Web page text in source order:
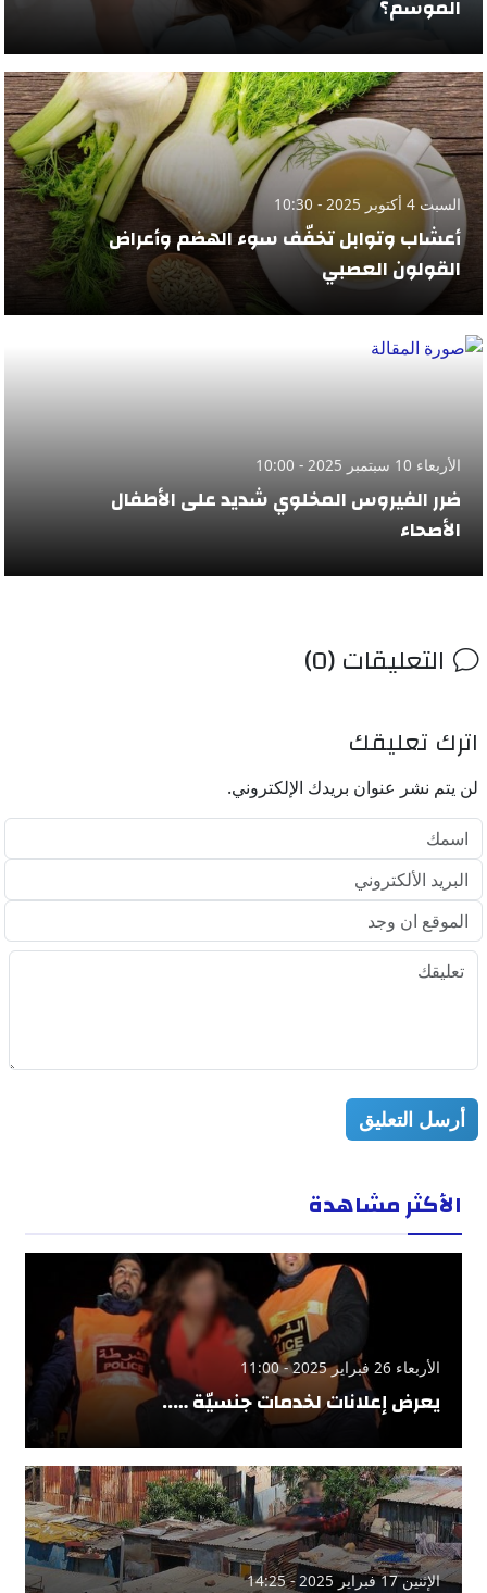
الموسم؟
السبت 4 أكتوبر 2025 - 10:30
أعشاب وتوابل تخفّف سوء الهضم وأعراض
القولون العصبي
الأربعاء 10 سبتمبر 2025 - 10:00
ضرر الفيروس المخلوي شديد على الأطفال
الأصحاء
التعليقات (0)
اترك تعليقك
لن يتم نشر عنوان بريدك الإلكتروني.
أرسل التعليق
الأكثر مشاهدة
الأربعاء 26 فبراير 2025 - 11:00
يعرض إعلانات لخدمات جنسيّة …..
الإثنين 17 فبراير 2025 - 14:25